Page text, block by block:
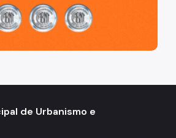
de Urbanismo e